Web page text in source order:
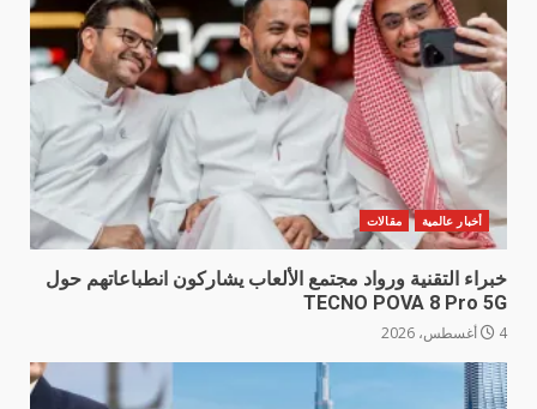
أخبار عالمية مقالات
خبراء التقنية ورواد مجتمع الألعاب يشاركون انطباعاتهم حول
TECNO POVA 8 Pro 5G
4 أغسطس، 2026